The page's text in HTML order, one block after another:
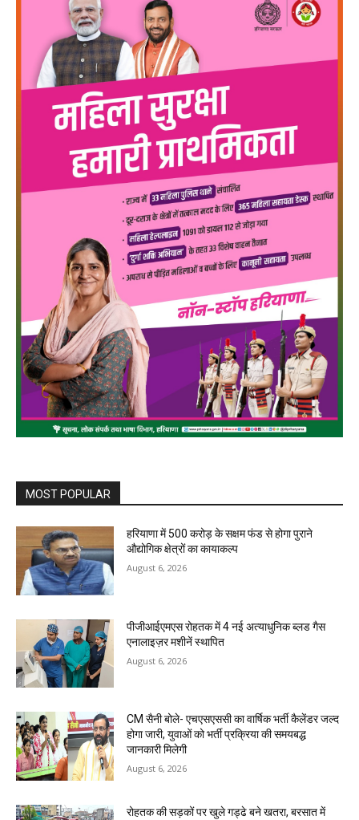
MOST POPULAR
हरियाणा में 500 करोड़ के सक्षम फंड से होगा पुराने
औद्योगिक क्षेत्रों का कायाकल्प
August 6, 2026
पीजीआईएमएस रोहतक में 4 नई अत्याधुनिक ब्लड गैस
एनालाइज़र मशीनें स्थापित
August 6, 2026
CM सैनी बोले- एचएसएससी का वार्षिक भर्ती कैलेंडर जल्द
होगा जारी, युवाओं को भर्ती प्रक्रिया की समयबद्ध
जानकारी मिलेगी
August 6, 2026
रोहतक की सड़कों पर खुले गड्ढे बने खतरा, बरसात में